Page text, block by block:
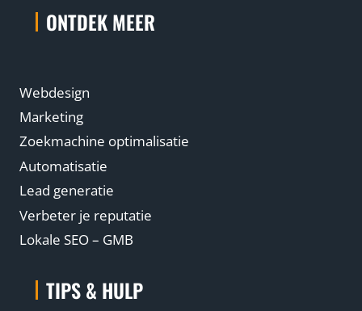
ONTDEK MEER
Webdesign
Marketing
Zoekmachine optimalisatie
Automatisatie
Lead generatie
Verbeter je reputatie
Lokale SEO – GMB
TIPS & HULP